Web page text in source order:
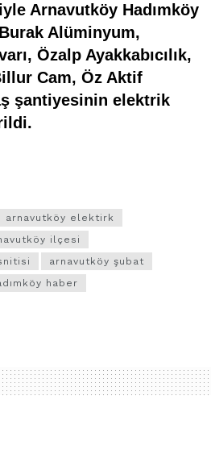
Arnavutköy Hadımköy
Alüminyum,
Özalp Ayakkabıcılık,
Cam, Öz Aktif
şantiyesinin elektrik
arnavutköy elektirk
ilçesi
arnavutköy şubat
haber